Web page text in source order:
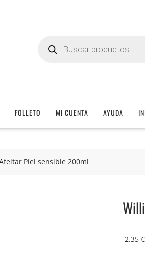
productos
FOLLETO MI CUENTA AYUDA
Piel sensible 200ml
2.35 €